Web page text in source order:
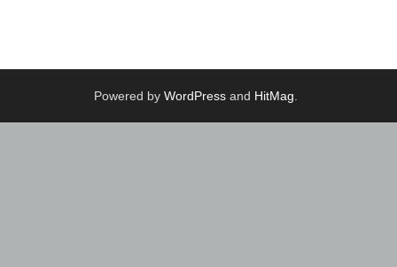
Powered by WordPress and HitMag